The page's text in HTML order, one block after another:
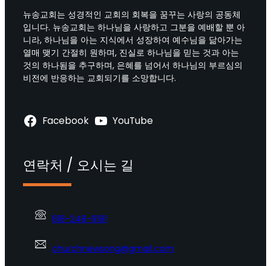
뉴송교회는 성경적인 교회의 회복을 꿈꾸는 사랑의 공동체
입니다. 뉴송교회는 하나님을 사랑하고 그분을 예배할 뿐 아
니라, 하나님을 아는 지식에서 성장하여 예수님을 닮아가는
열매 맺기 간절히 원하며, 진실로 하나님을 믿는 것과 아는
것의 하나됨을 추구하며, 은혜를 넘어서 하나님의 부르심의
비전에 반응하는 교회되기를 소망합니다.
Facebook YouTube
연락처 / 오시는 길
818-248-9191
churchnewsong@gmail.com